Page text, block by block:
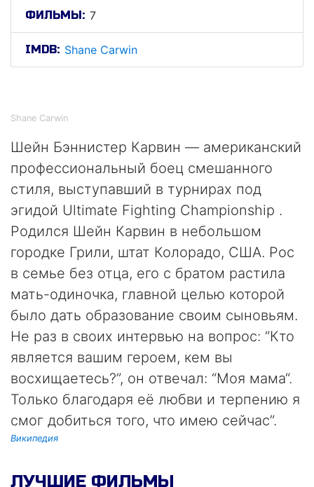
ФИЛЬМЫ: 7
IMDB: Shane Carwin
Shane Carwin
Шейн Бэннистер Карвин — американский
профессиональный боец смешанного
стиля, выступавший в турнирах под
эгидой Ultimate Fighting Championship .
Родился Шейн Карвин в небольшом
городке Грили, штат Колорадо, США. Рос
в семье без отца, его с братом растила
мать-одиночка, главной целью которой
было дать образование своим сыновьям.
Не раз в своих интервью на вопрос: “Кто
является вашим героем, кем вы
восхищаетесь?”, он отвечал: “Моя мама“.
Только благодаря её любви и терпению я
смог добиться того, что имею сейчас”.
Википедия
ЛУЧШИЕ ФИЛЬМЫ